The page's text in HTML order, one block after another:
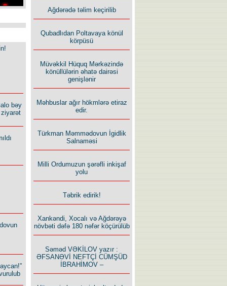
bəy
ziyarət
Ağdərədə təlim keçirilib
Qubadlıdan Poltavaya könül
körpüsü
Müvəkkil Hüquq Mərkəzində
könüllülərin əhatə dairəsi
genişlənir
Məhbuslar ağır hökmlərə etiraz
edir.
Türkman Məmmədovun İgidlik
Salnaməsi
Milli Ordumuzun şərəfli inkişaf
yolu
Təbrik edirik!
Xankəndi, Xocalı və Ağdərəyə
növbəti dəfə 180 nəfər köçürülüb
Səməd VƏKİLOV yazır :
ƏFSANƏVİ NEFTÇİ CÜMŞÜD
İBRAHİMOV –